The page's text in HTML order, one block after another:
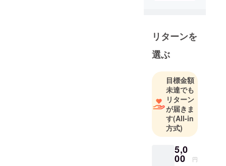
リターンを
選ぶ
目標金額
未達でも
リターン
が届きま
す(All-in
方式)
5,0
00 円